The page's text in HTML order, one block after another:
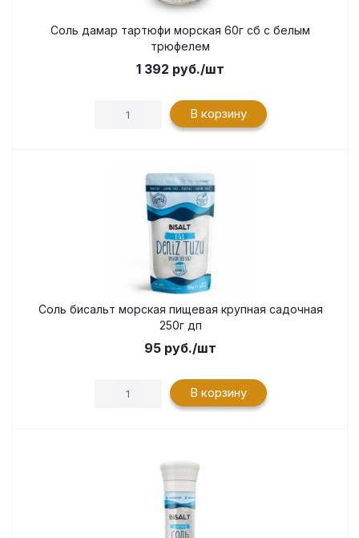
Соль дамар тартюфи морская 60г сб с белым
трюфелем
1 392 руб./шт
В корзину
Соль бисальт морская пищевая крупная садочная
250г дп
95 руб./шт
В корзину